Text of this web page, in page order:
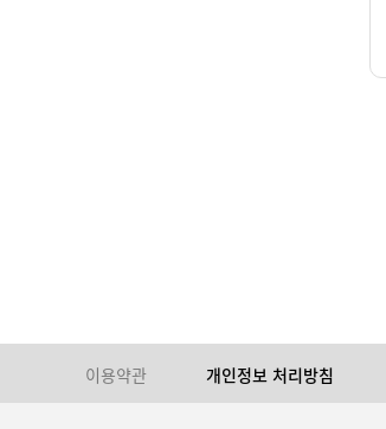
이용약관 개인정보 처리방침